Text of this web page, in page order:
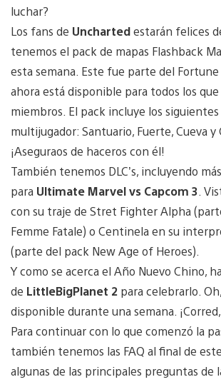
luchar?
Los fans de Unchartedestarán felices
tenemos el pack de mapas Flashback
esta semana. Este fue parte del
ahora está disponible para todos los que
miembros. El pack incluye los siguientes
multijugador: Santuario, Fuerte, Cueva y
¡Aseguraos de haceros con él!
También tenemos DLC’s, incluyendo
para Ultimate Marvel vs Capcom 3 .
con su traje de Stret Fighter Alpha
Femme Fatale) o Centinela en su
(parte del pack New Age of Heroes).
Y como se acerca el Año Nuevo Chino,
de LittleBigPlanet 2 para celebrarlo.
disponible durante una semana.
Para continuar con lo que comenzó la
también tenemos las FAQ al final de
algunas de las principales preguntas de